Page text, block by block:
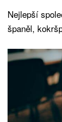
Nejlepší
španěl,